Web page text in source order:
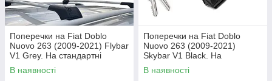
Поперечки на Fiat Doblo
Nuovo 263 (2009-2021) Flybar
V1 Grey. На стандартні
рейлінги. Без замка. Сірі
В наявності
Поперечки на Fiat Doblo
Nuovo 263 (2009-2021)
Skybar V1 Black. На
стандартні рейлінги. Замок
на ключах. Чорні
В наявності